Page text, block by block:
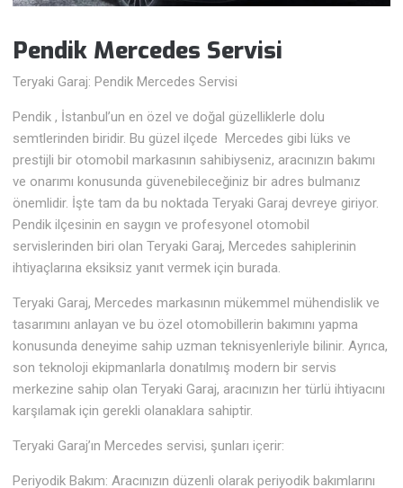
Pendik Mercedes Servisi
Teryaki Garaj: Pendik Mercedes Servisi
Pendik , İstanbul’un en özel ve doğal güzelliklerle dolu
semtlerinden biridir. Bu güzel ilçede Mercedes gibi lüks ve
prestijli bir otomobil markasının sahibiyseniz, aracınızın bakımı
ve onarımı konusunda güvenebileceğiniz bir adres bulmanız
önemlidir. İşte tam da bu noktada Teryaki Garaj devreye giriyor.
Pendik ilçesinin en saygın ve profesyonel otomobil
servislerinden biri olan Teryaki Garaj, Mercedes sahiplerinin
ihtiyaçlarına eksiksiz yanıt vermek için burada.
Teryaki Garaj, Mercedes markasının mükemmel mühendislik ve
tasarımını anlayan ve bu özel otomobillerin bakımını yapma
konusunda deneyime sahip uzman teknisyenleriyle bilinir. Ayrıca,
son teknoloji ekipmanlarla donatılmış modern bir servis
merkezine sahip olan Teryaki Garaj, aracınızın her türlü ihtiyacını
karşılamak için gerekli olanaklara sahiptir.
Teryaki Garaj’ın Mercedes servisi, şunları içerir:
Periyodik Bakım: Aracınızın düzenli olarak periyodik bakımlarını